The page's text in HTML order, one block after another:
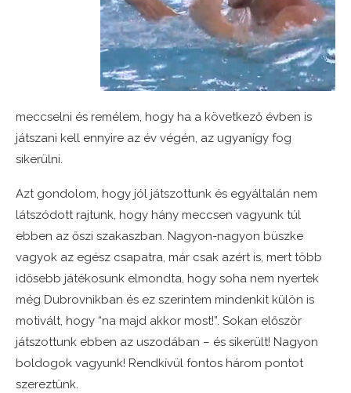
meccselni és remélem, hogy ha a következő évben is
játszani kell ennyire az év végén, az ugyanígy fog
sikerülni.
Azt gondolom, hogy jól játszottunk és egyáltalán nem
látszódott rajtunk, hogy hány meccsen vagyunk túl
ebben az őszi szakaszban. Nagyon-nagyon büszke
vagyok az egész csapatra, már csak azért is, mert több
idősebb játékosunk elmondta, hogy soha nem nyertek
még Dubrovnikban és ez szerintem mindenkit külön is
motivált, hogy “na majd akkor most!”. Sokan először
játszottunk ebben az uszodában – és sikerült! Nagyon
boldogok vagyunk! Rendkívül fontos három pontot
szereztünk.